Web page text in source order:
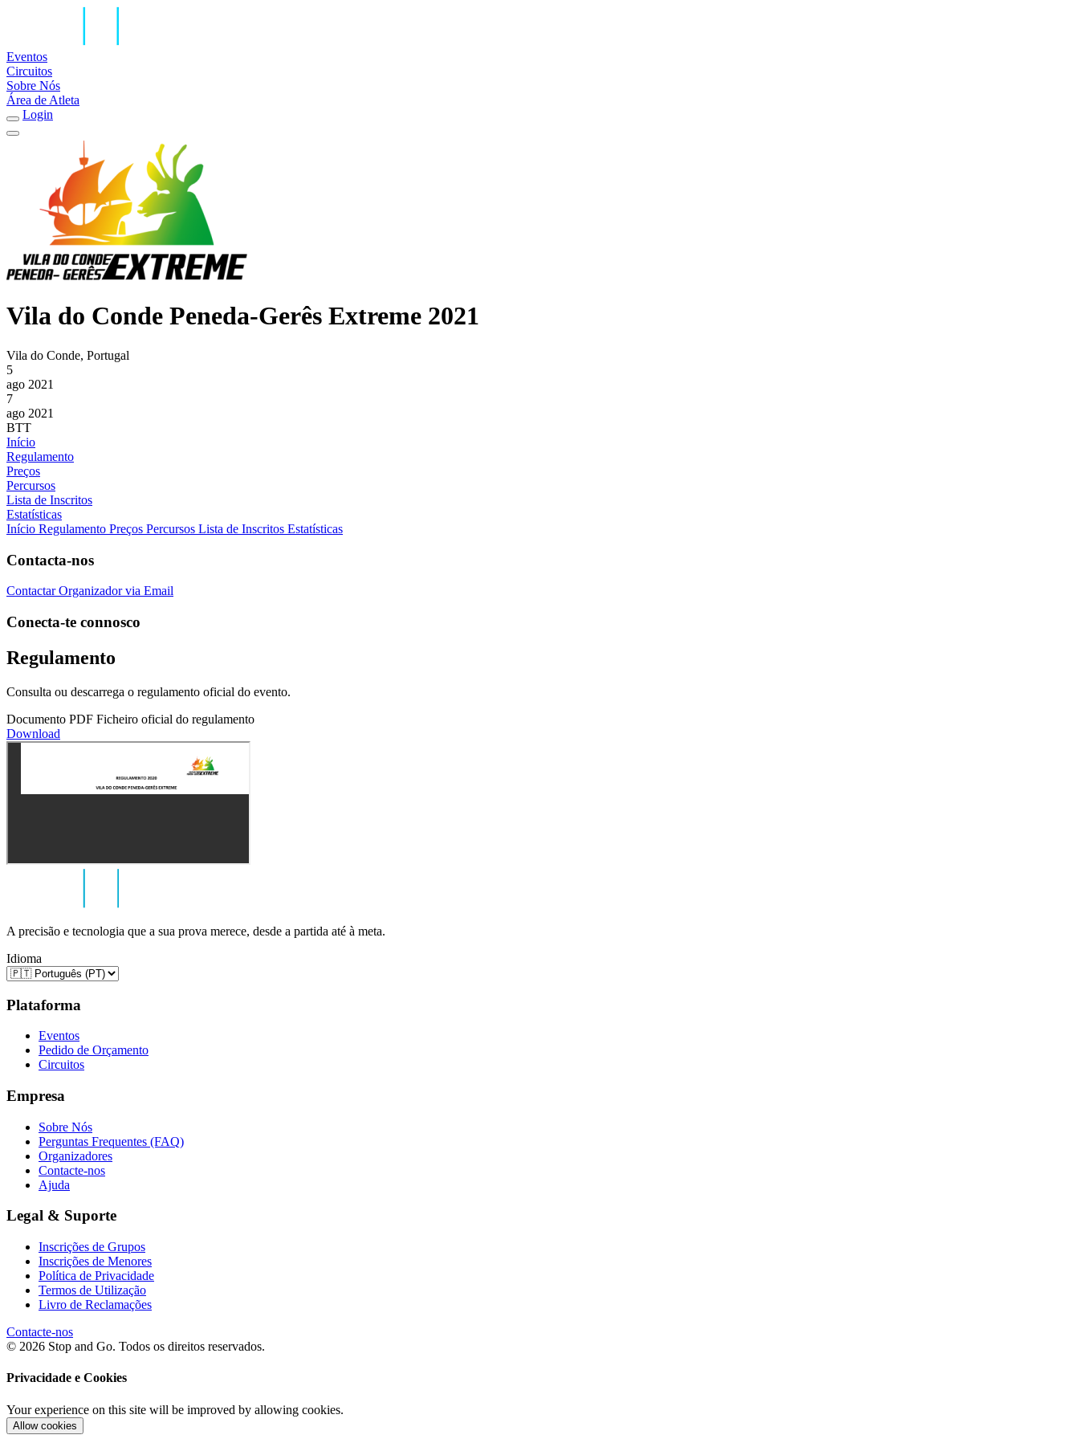
Eventos
Circuitos
Sobre Nós
Área de Atleta
Login
Vila do Conde Peneda-Gerês Extreme 2021
Vila do Conde, Portugal
5
ago 2021
7
ago 2021
BTT
Início
Regulamento
Preços
Percursos
Lista de Inscritos
Estatísticas
Início Regulamento Preços Percursos Lista de Inscritos Estatísticas
Contacta-nos
Contactar Organizador via Email
Conecta-te connosco
Regulamento
Consulta ou descarrega o regulamento oficial do evento.
Documento PDF Ficheiro oficial do regulamento
Download
A precisão e tecnologia que a sua prova merece, desde a partida até à meta.
Idioma
Plataforma
Eventos
Pedido de Orçamento
Circuitos
Empresa
Sobre Nós
Perguntas Frequentes (FAQ)
Organizadores
Contacte-nos
Ajuda
Legal & Suporte
Inscrições de Grupos
Inscrições de Menores
Política de Privacidade
Termos de Utilização
Livro de Reclamações
Contacte-nos
© 2026 Stop and Go. Todos os direitos reservados.
Privacidade e Cookies
Your experience on this site will be improved by allowing cookies.
Allow cookies